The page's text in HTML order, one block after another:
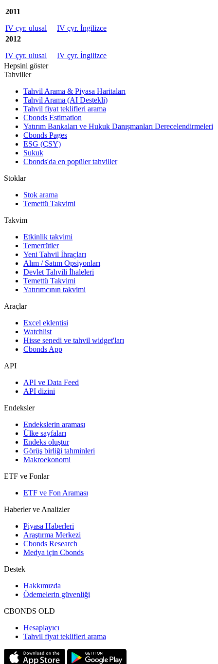
2011
IV çyr. ulusal
IV çyr. İngilizce
2012
IV çyr. ulusal
IV çyr. İngilizce
Hepsini göster
Tahviller
Tahvil Arama & Piyasa Haritaları
Tahvil Arama (AI Destekli)
Tahvil fiyat teklifleri arama
Cbonds Estimation
Yatırım Bankaları ve Hukuk Danışmanları Derecelendirmeleri
Cbonds Pages
ESG (ÇSY)
Sukuk
Cbonds'da en popüler tahviller
Stoklar
Stok arama
Temettü Takvimi
Takvim
Etkinlik takvimi
Temerrütler
Yeni Tahvil İhraçları
Alım / Satım Opsiyonları
Devlet Tahvili İhaleleri
Temettü Takvimi
Yatırımcının takvimi
Araçlar
Excel eklentisi
Watchlist
Hisse senedi ve tahvil widget'ları
Cbonds App
API
API ve Data Feed
API dizini
Endeksler
Endekslerin araması
Ülke sayfaları
Endeks oluştur
Görüş birliği tahminleri
Makroekonomi
ETF ve Fonlar
ETF ve Fon Araması
Haberler ve Analizler
Piyasa Haberleri
Araştırma Merkezi
Cbonds Research
Medya için Cbonds
Destek
Hakkımızda
Ödemelerin güvenliği
CBONDS OLD
Hesaplayıcı
Tahvil fiyat teklifleri arama